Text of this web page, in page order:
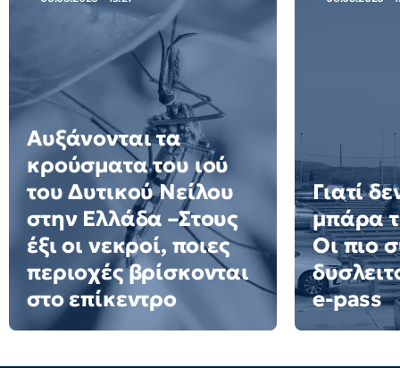
Αυξάνονται τα
κρούσματα του ιού
του Δυτικού Νείλου
στην Ελλάδα –Στους
έξι οι νεκροί, ποιες
περιοχές βρίσκονται
στο επίκεντρο
Γιατί
μπάρα
Οι πιο
e-pass